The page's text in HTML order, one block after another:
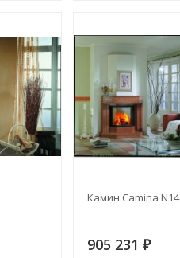
Камин Camina N14
905 231 ₽